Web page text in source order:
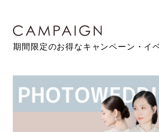
期間限定のお得なキャンペーン・イ